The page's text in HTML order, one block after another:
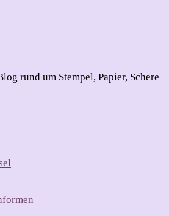
rund um Stempel, Papier, Schere